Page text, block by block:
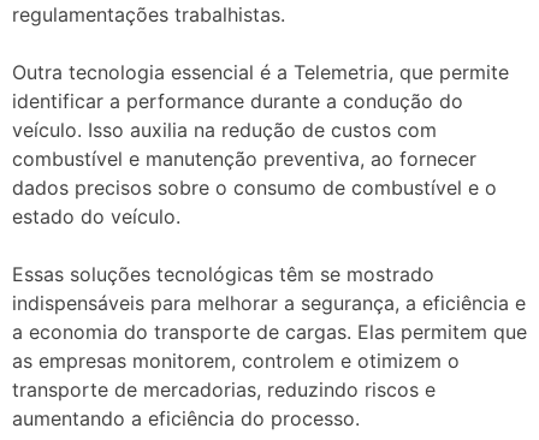
regulamentações trabalhistas.
Outra tecnologia essencial é a Telemetria, que permite
identificar a performance durante a condução do
veículo. Isso auxilia na redução de custos com
combustível e manutenção preventiva, ao fornecer
dados precisos sobre o consumo de combustível e o
estado do veículo.
Essas soluções tecnológicas têm se mostrado
indispensáveis para melhorar a segurança, a eficiência e
a economia do transporte de cargas. Elas permitem que
as empresas monitorem, controlem e otimizem o
transporte de mercadorias, reduzindo riscos e
aumentando a eficiência do processo.